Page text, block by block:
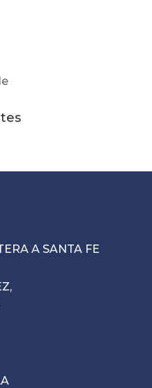
A SANTA FE